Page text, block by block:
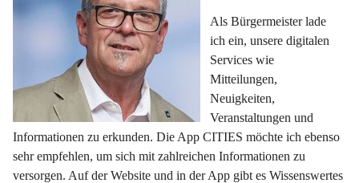
Als Bürgermeister lade
ich ein, unsere digitalen
Services wie
Mitteilungen,
Neuigkeiten,
Veranstaltungen und
Informationen zu erkunden. Die App CITIES möchte ich ebenso
sehr empfehlen, um sich mit zahlreichen Informationen zu
versorgen. Auf der Website und in der App gibt es Wissenswertes